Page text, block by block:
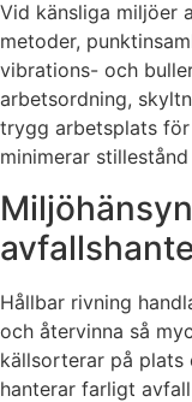
Vid känsliga miljöer
metoder,
vibrations- och
arbetsordning,
trygg arbetsplats
minimerar
Hållbar rivning
och återvinna så
källsorterar på plats
hanterar farligt